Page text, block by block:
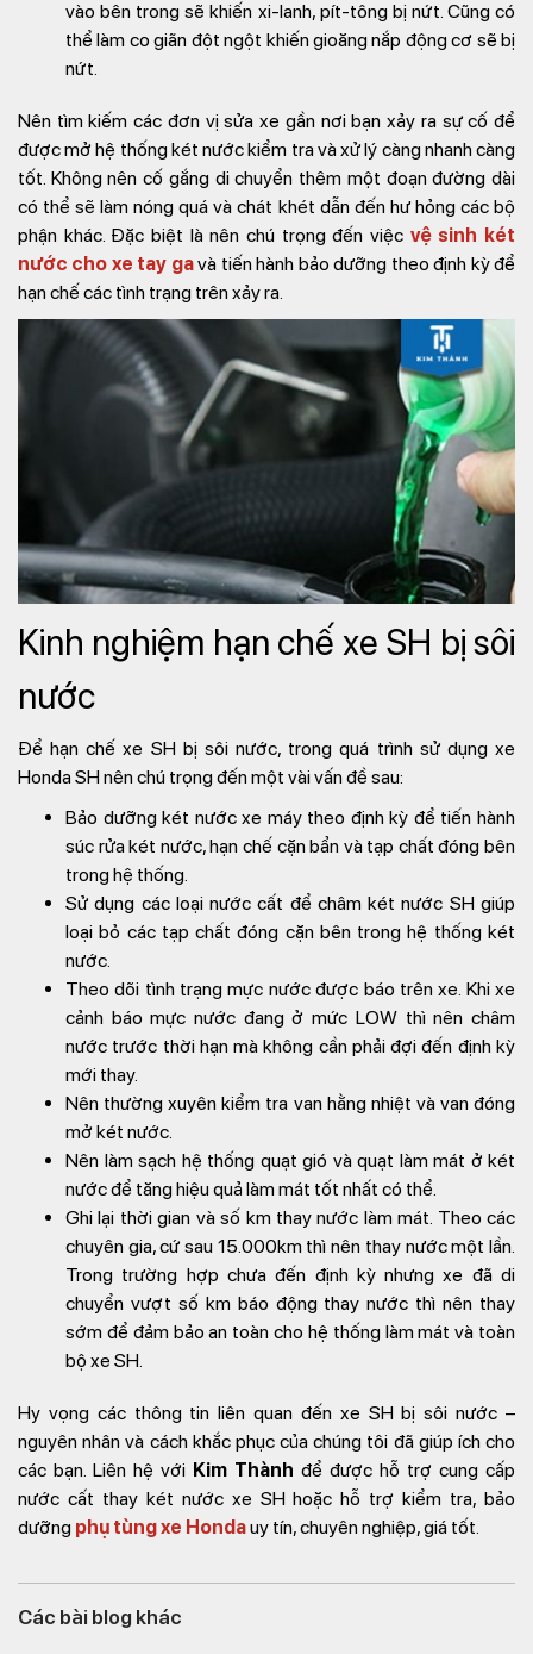
vào bên trong sẽ khiến xi-lanh, pít-tông bị nứt. Cũng có
thể làm co giãn đột ngột khiến gioăng nắp động cơ sẽ bị
nứt.
Nên tìm kiếm các đơn vị sửa xe gần nơi bạn xảy ra sự cố để
được mở hệ thống két nước kiểm tra và xử lý càng nhanh càng
tốt. Không nên cố gắng di chuyển thêm một đoạn đường dài
có thể sẽ làm nóng quá và chát khét dẫn đến hư hỏng các bộ
phận khác. Đặc biệt là nên chú trọng đến việc vệ sinh két
nước cho xe tay gavà tiến hành bảo dưỡng theo định kỳ để
hạn chế các tình trạng trên xảy ra.
Kinh nghiệm hạn chế xe SH bị sôi
nước
Để hạn chế xe SH bị sôi nước, trong quá trình sử dụng xe
Honda SH nên chú trọng đến một vài vấn đề sau:
Bảo dưỡng két nước xe máy theo định kỳ để tiến hành
súc rửa két nước, hạn chế cặn bẩn và tạp chất đóng bên
trong hệ thống.
Sử dụng các loại nước cất để châm két nước SH giúp
loại bỏ các tạp chất đóng cặn bên trong hệ thống két
nước.
Theo dõi tình trạng mực nước được báo trên xe. Khi xe
cảnh báo mực nước đang ở mức LOW thì nên châm
nước trước thời hạn mà không cần phải đợi đến định kỳ
mới thay.
Nên thường xuyên kiểm tra van hằng nhiệt và van đóng
mở két nước.
Nên làm sạch hệ thống quạt gió và quạt làm mát ở két
nước để tăng hiệu quả làm mát tốt nhất có thể.
Ghi lại thời gian và số km thay nước làm mát. Theo các
chuyên gia, cứ sau 15.000km thì nên thay nước một lần.
Trong trường hợp chưa đến định kỳ nhưng xe đã di
chuyển vượt số km báo động thay nước thì nên thay
sớm để đảm bảo an toàn cho hệ thống làm mát và toàn
bộ xe SH.
Hy vọng các thông tin liên quan đến xe SH bị sôi nước –
nguyên nhân và cách khắc phục của chúng tôi đã giúp ích cho
các bạn. Liên hệ với Kim Thành để được hỗ trợ cung cấp
nước cất thay két nước xe SH hoặc hỗ trợ kiểm tra, bảo
dưỡng phụ tùng xe Hondauy tín, chuyên nghiệp, giá tốt.
Các bài blog khác